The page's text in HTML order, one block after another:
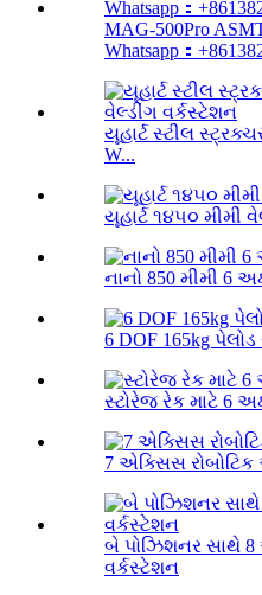
MAG-500Pro
Whatsapp：
યૂહાર્ટ સ્ટીલ
W...
યૂહાર્ટ ૧૪૫૦ મીમી
નાનો 850 મીમી 6
6 DOF 165kg
સ્ટોરેજ રેક માટે 6
7 એક્સિસ
બે પોઝિશનર સાથે 8
વર્કસ્ટેશન